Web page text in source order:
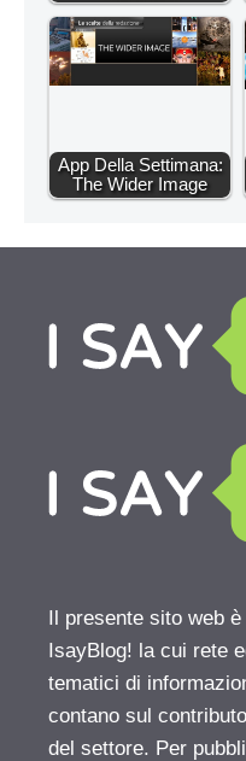
App Della Settimana:
The Wider Image
Il presente sito web
IsayBlog! la cui rete
tematici di
contano sul
del settore. Per